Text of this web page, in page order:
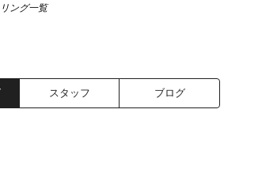
ング一覧
スタッフ ブログ